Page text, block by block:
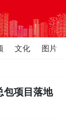
文化
图片
包项目落地